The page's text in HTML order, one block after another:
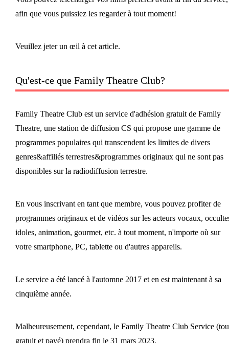
afin que vous puissiez les regarder à tout moment!
Veuillez jeter un œil à cet article.
Qu'est-ce que Family Theatre Club?
Family Theatre Club est un service d'adhésion gratuit de Family
Theatre, une station de diffusion CS qui propose une gamme de
programmes populaires qui transcendent les limites de divers
genres&affiliés terrestres&programmes originaux qui ne sont pas
disponibles sur la radiodiffusion terrestre.
En vous inscrivant en tant que membre, vous pouvez profiter de
programmes originaux et de vidéos sur les acteurs vocaux,
idoles, animation, gourmet, etc. à tout moment, n'importe où sur
votre smartphone, PC, tablette ou d'autres appareils.
Le service a été lancé à l'automne 2017 et en est maintenant à sa
cinquième année.
Malheureusement, cependant, le Family Theatre Club Service
gratuit et payé) prendra fin le 31 mars 2023.